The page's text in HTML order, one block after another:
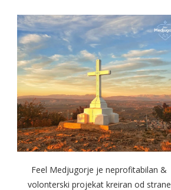
Feel Medjugorje je neprofitabilan &
volonterski projekat kreiran od strane